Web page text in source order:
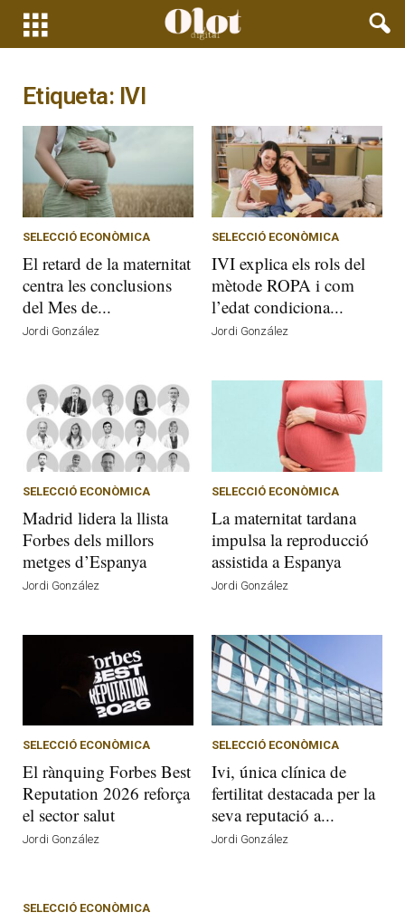
Etiqueta: IVI
SELECCIÓ ECONÒMICA
El retard de la maternitat
centra les conclusions
del Mes de...
Jordi González
SELECCIÓ ECONÒMICA
IVI explica els rols del
mètode ROPA i com
l’edat condiciona...
Jordi González
SELECCIÓ ECONÒMICA
Madrid lidera la llista
Forbes dels millors
metges d’Espanya
Jordi González
SELECCIÓ ECONÒMICA
La maternitat tardana
impulsa la reproducció
assistida a Espanya
Jordi González
SELECCIÓ ECONÒMICA
El rànquing Forbes Best
Reputation 2026 reforça
el sector salut
Jordi González
SELECCIÓ ECONÒMICA
Ivi, única clínica de
fertilitat destacada per la
seva reputació a...
Jordi González
SELECCIÓ ECONÒMICA